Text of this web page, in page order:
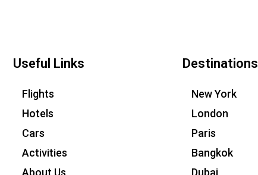
Useful Links
Flights
Hotels
Cars
Activities
Destinations
New York
London
Paris
Bangkok